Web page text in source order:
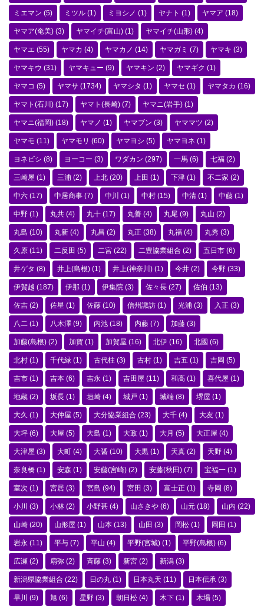
ミエマン (5) ミツル (1) ミヨシノ (1) ヤナト (1) ヤマア (18)
ヤマア(奄美) (3) ヤマイチ(富山) (1) ヤマイチ(山形) (4)
ヤマエ (55) ヤマカ (4) ヤマカノ (14) ヤマガミ (7) ヤマキ (3)
ヤマキウ (31) ヤマキュー (9) ヤマキン (2) ヤマギク (1)
ヤマコ (5) ヤマサ (1734) ヤマシタ (1) ヤマセ (1) ヤマタカ (16)
ヤマト(石川) (17) ヤマト(長崎) (7) ヤマニ(岩手) (1)
ヤマニ(福岡) (18) ヤマノ (1) ヤマブン (3) ヤママツ (2)
ヤマモ (11) ヤマモリ (60) ヤマヨシ (5) ヤマヨネ (1)
ヨネビシ (8) ヨーコー (3) ワダカン (297) 一馬 (6) 七福 (2)
三崎屋 (1) 三浦 (2) 上北 (20) 上田 (1) 下津 (1) 不二家 (2)
中六 (17) 中居商事 (7) 中川 (1) 中村 (15) 中清 (1) 中藤 (1)
中野 (1) 丸共 (4) 丸十 (17) 丸善 (4) 丸尾 (9) 丸山 (2)
丸島 (10) 丸新 (4) 丸昌 (2) 丸正 (38) 丸福 (4) 丸秀 (3)
久原 (11) 二反田 (5) 二宮 (22) 二豊協業組合 (2) 五日市 (6)
井ゲタ (8) 井上(島根) (1) 井上(神奈川) (1) 今井 (2) 今野 (33)
伊賀越 (187) 伊那 (1) 伊集院 (3) 佐々長 (27) 佐伯 (13)
佐吉 (2) 佐星 (1) 佐藤 (10) 信州諏訪 (1) 光浦 (3) 入正 (3)
八二 (1) 八木澤 (9) 内池 (18) 内藤 (7) 加藤 (3)
加藤(島根) (2) 加賀 (1) 加賀屋 (16) 北伊 (16) 北國 (6)
北村 (1) 千代緑 (1) 古代柱 (3) 古村 (1) 吉五 (1) 吉岡 (5)
吉市 (1) 吉本 (6) 吉永 (1) 吉田屋 (11) 和高 (1) 喜代屋 (1)
地蔵 (2) 坂長 (1) 垣崎 (4) 城戸 (1) 城端 (8) 堺屋 (1)
大久 (1) 大仲屋 (5) 大分協業組合 (23) 大千 (4) 大友 (1)
大坪 (6) 大屋 (5) 大島 (1) 大政 (1) 大月 (5) 大正屋 (4)
大津屋 (3) 大町 (4) 大醤 (10) 大黒 (1) 天真 (2) 天野 (4)
奈良橋 (1) 安森 (1) 安藤(宮崎) (2) 安藤(秋田) (7) 宝福一 (1)
室次 (1) 宮居 (3) 宮島 (94) 宮田 (3) 富士正 (1) 寺岡 (8)
小川 (3) 小林 (2) 小野甚 (4) 山さきや (6) 山元 (18) 山内 (22)
山崎 (20) 山形屋 (1) 山本 (13) 山田 (3) 岡松 (1) 岡田 (1)
岩永 (11) 平与 (7) 平山 (4) 平野(宮城) (1) 平野(島根) (6)
広瀬 (2) 扇弥 (2) 斉藤 (3) 新宮 (2) 新潟 (3)
新潟県協業組合 (22) 日の丸 (1) 日本丸天 (11) 日本伝承 (3)
早川 (9) 旭 (6) 星野 (3) 朝日松 (4) 木下 (1) 木場 (5)